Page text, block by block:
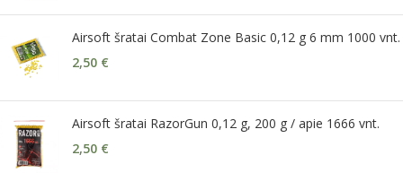
Airsoft šratai Combat Zone Basic 0,12 g 6 mm 1000 vnt.
2,50 €
Airsoft šratai RazorGun 0,12 g, 200 g / apie 1666 vnt.
2,50 €